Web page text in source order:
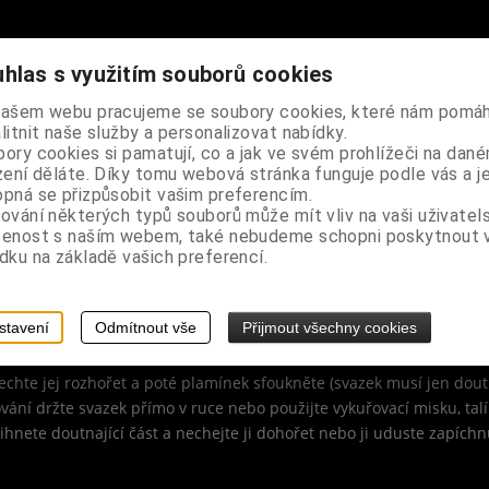
energie a přilákali dobré, doplnili životní sílu, prohloubili
z jihozápadu Spojených států a severozápadního Mexika,
pro uvolnění mysli, relaxaci a odpočinku, při vykuřování velmi
vykuřování bílou šalvějí osvěží vzduch a přináší úlevu při
jej rozhořet a poté plamínek sfoukněte (svazek musí jen
držte svazek přímo v ruce nebo použijte vykuřovací misku,
doutnající část a nechejte ji dohořet nebo ji uduste
s využitím souborů cookies
webu pracujeme se soubory cookies, které nám
naše služby a personalizovat nabídky.
cookies si pamatují, co a jak ve svém prohlížeči na
děláte. Díky tomu webová stránka funguje podle vás a je
se přizpůsobit vašim preferencím.
některých typů souborů může mít vliv na vaši
s naším webem, také nebudeme schopni poskytnout
na základě vašich preferencí.
Odmítnout vše Přijmout všechny cookies